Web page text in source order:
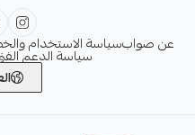
عن صوابسياسة الاستخدام
سياسة الدعم